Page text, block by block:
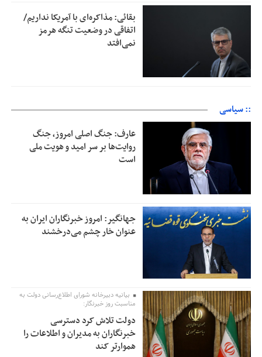
بقائی: مذاکره‌ای با آمریکا نداریم/
اتفاقی در وضعیت تنگه هرمز
نمی‌افتد
:: سیاسی
عارف: جنگ اصلی امروز، جنگ
روایت‌ها بر سر امید و هویت ملی
است
جهانگیر: امروز خبرنگاران ایران به
عنوان خار چشم می‌درخشند
بیانیه دبیرخانه شورای اطلاع‌رسانی دولت به
مناسبت روز خبرنگار:
دولت تلاش کرد دسترسی
خبرنگاران به مدیران و اطلاعات را
هموارتر کند